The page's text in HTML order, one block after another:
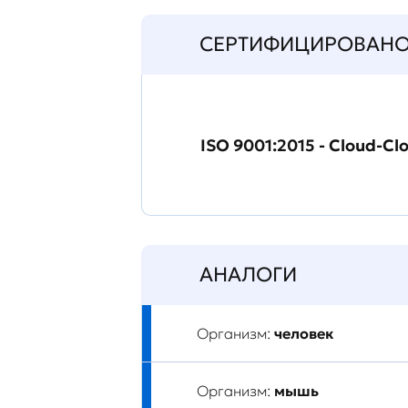
ISO 9001:2015 - Cloud-
АНАЛОГИ
Организм: человек
Организм: мышь